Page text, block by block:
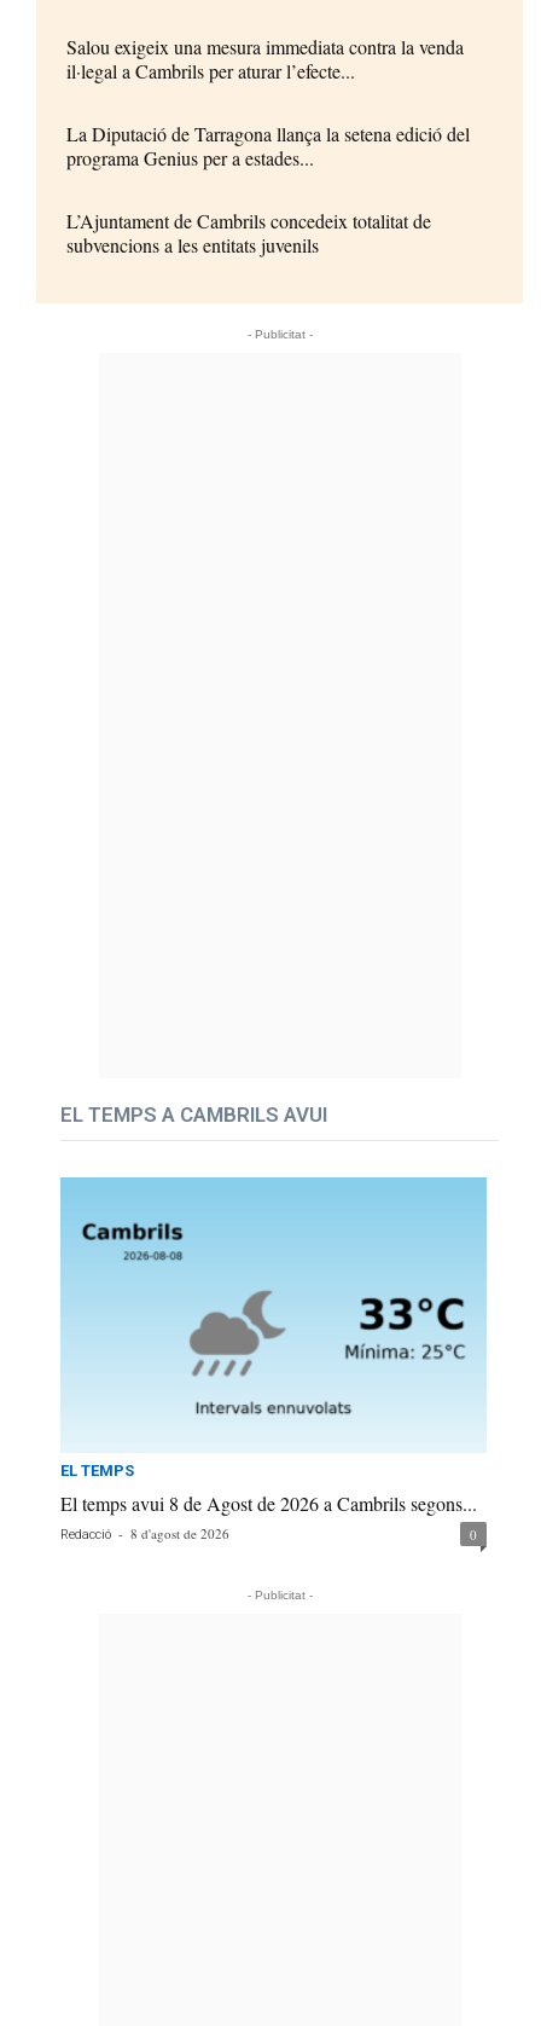
Salou exigeix una mesura immediata contra la venda
il·legal a Cambrils per aturar l’efecte...
La Diputació de Tarragona llança la setena edició del
programa Genius per a estades...
L’Ajuntament de Cambrils concedeix totalitat de
subvencions a les entitats juvenils
- Publicitat -
EL TEMPS A CAMBRILS AVUI
EL TEMPS
El temps avui 8 de Agost de 2026 a Cambrils segons...
Redacció - 8 d'agost de 2026 0
- Publicitat -